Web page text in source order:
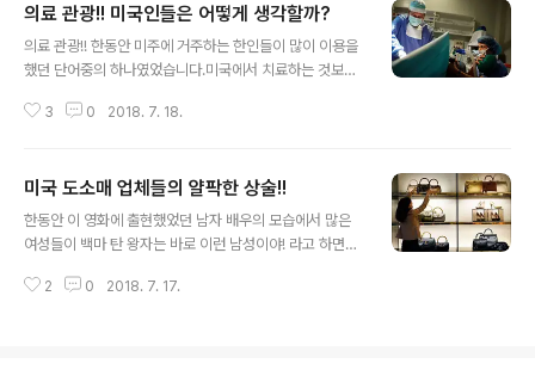
의료 관광!! 미국인들은 어떻게 생각할까?
의료 관광!! 한동안 미주에 거주하는 한인들이 많이 이용을
했던 단어중의 하나였었습니다.미국에서 치료하는 것보다
라고 하면서 날을 잡아 한국에 가서 치료를 하고 오시는 분
그중에서도 치과 치료에 대한 불신은 극에 달했었습니다.
그런데 그런 의료 관광이 이제는 미주 한인들의 관심의 대
상이 아니라 미국인들도 미국 의료 비용의 과도함으로 외
사의 내용이 실려 우리의 관심을 증폭시키고 있는데요, 여
3 0 2018. 7. 18.
미국 도소매 업체들의 얄팍한 상술!!
한동안 이 영화에 출현했었던 남자 배우의 모습에서 많은
여성들이 백마 탄 왕자는 바로 이런 남성이야! 라고 하면서
리처드 기어와 쥴리아 로버츠가 주연을 하는 "Pretty Wo
2 0 2018. 7. 17.